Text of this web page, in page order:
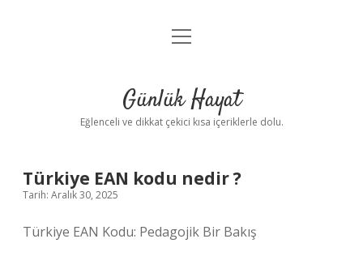
Anasayfa
Yasal Uyarı
menüyü
Günlük Hayat
Eğlenceli ve dikkat çekici kısa içeriklerle dolu.
Türkiye EAN kodu nedir ?
Tarih: Aralık 30, 2025
Türkiye EAN Kodu: Pedagojik Bir Bakış